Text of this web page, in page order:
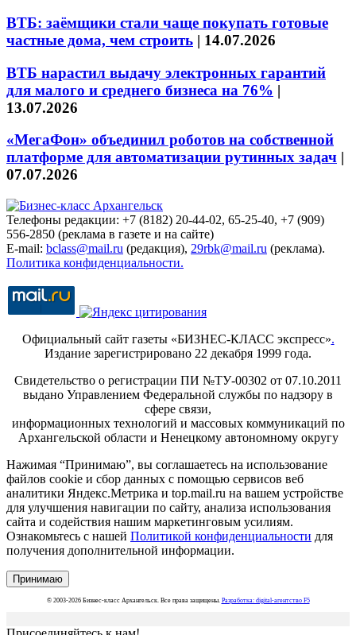
ВТБ: заёмщики стали чаще покупать готовые
частные дома, чем строить | 14.07.2026
ВТБ нарастил выдачу электронных гарантий
для малого и среднего бизнеса на 76% |
13.07.2026
«МегаФон» объединил роботов на собственной
платформе для автоматизации рутинных задач |
07.07.2026
Телефоны редакции: +7 (8182) 20-44-02, 65-25-40, +7 (909)
556-2850 (реклама в газете и на сайте)
E-mail: bclass@mail.ru (редакция), 29rbk@mail.ru (реклама).
Политика конфиденциальности.
Официальный сайт газеты «БИЗНЕС-КЛАСС экспресс».
Издание зарегистрировано 22 декабря 1999 года.
Свидетельство о регистрации ПИ №ТУ-00302 от 07.10.2011
выдано Управлением Федеральной службы по надзору в
сфере связи,
информационных технологий и массовых коммуникаций по
Архангельской области и Ненецкому автономному округу
Нажимая “Принимаю”, вы соглашаетесь на использование
файлов cookie и сбор данных с помощью сервисов веб
аналитики Яндекс.Метрика и top.mail.ru на вашем устройстве
для улучшения навигации по сайту, анализа использования
сайта и содействия нашим маркетинговым усилиям.
Ознакомьтесь с нашей Политикой конфиденциальности для
получения дополнительной информации.
Принимаю
© 2003-2026 Бизнес-класс Архангельск. Все права защищены. Разработка: digital-агентство F5